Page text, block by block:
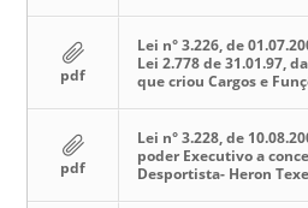
pdf
Lei n° 3.226, de
Lei 2.778 de 31.01.97,
que criou Cargos e
pdf
Lei n° 3.228, de
poder Executivo a
Desportista- Heron